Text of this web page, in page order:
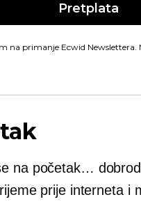
Pretplata
na primanje Ecwid Newslettera.
na početak…
prije interneta i